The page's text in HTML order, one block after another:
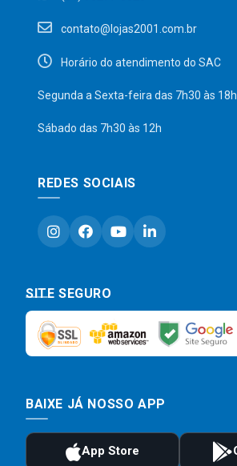
contato@lojas2001.com.br
Horário do atendimento do SAC
Segunda a Sexta-feira das 7h30 às 18h
Sábado das 7h30 às 12h
REDES SOCIAIS
SITE SEGURO
BAIXE JÁ NOSSO APP